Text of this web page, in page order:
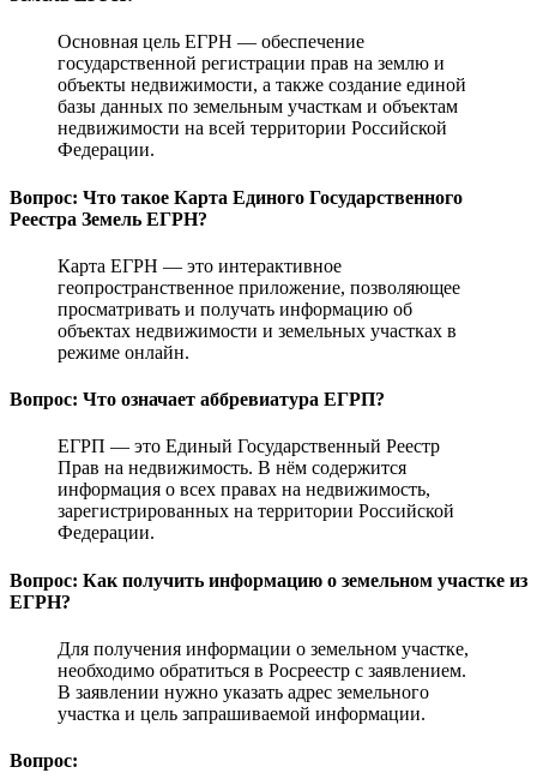
Основная цель ЕГРН — обеспечение
государственной регистрации прав на землю и
объекты недвижимости, а также создание единой
базы данных по земельным участкам и объектам
недвижимости на всей территории Российской
Федерации.
Вопрос: Что такое Карта Единого Государственного
Реестра Земель ЕГРН?
Карта ЕГРН — это интерактивное
геопространственное приложение, позволяющее
просматривать и получать информацию об
объектах недвижимости и земельных участках в
режиме онлайн.
Вопрос: Что означает аббревиатура ЕГРП?
ЕГРП — это Единый Государственный Реестр
Прав на недвижимость. В нём содержится
информация о всех правах на недвижимость,
зарегистрированных на территории Российской
Федерации.
Вопрос: Как получить информацию о земельном участке из
ЕГРН?
Для получения информации о земельном участке,
необходимо обратиться в Росреестр с заявлением.
В заявлении нужно указать адрес земельного
участка и цель запрашиваемой информации.
Вопрос: